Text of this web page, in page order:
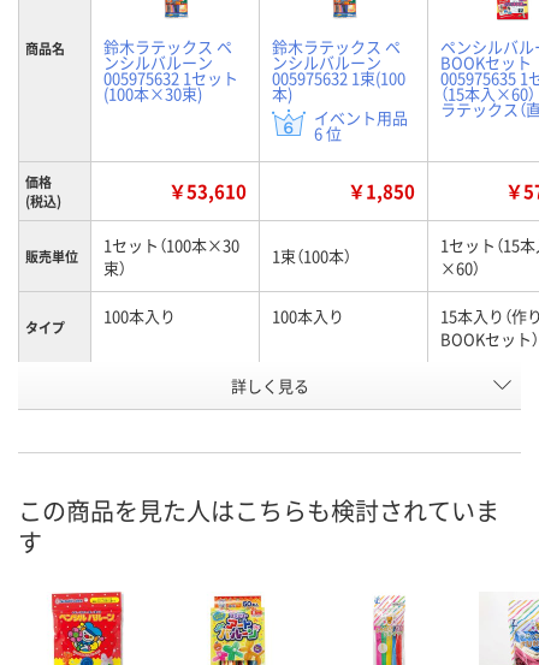
商品名 鈴木ラテックス ペ
ンシルバルーン
005975632 1セット
(100本×30束)
鈴木ラテックス ペ
ンシルバルーン
005975632 1束(100
本)
イベント用品
6 位
ペンシルバル
BOOKセット
005975635 1
（15本入×60
ラテックス（
価格
(税込)
￥53,610 ￥1,850 ￥
販売単位
1セット（100本×30
束）
1束（100本）
1セット（15
×60）
タイプ 100本入り 100本入り
15本入り（作
BOOKセット）
EJ36513 P387597
カゴへ カゴへ カ
詳しく見る
この商品を見た人はこちらも検討されていま
す